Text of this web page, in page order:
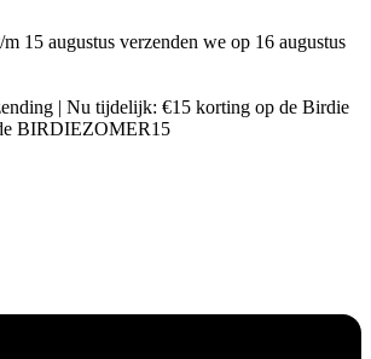
15 augustus verzenden we op 16 augustus
| Nu tijdelijk: €15 korting op de Birdie
BIRDIEZOMER15